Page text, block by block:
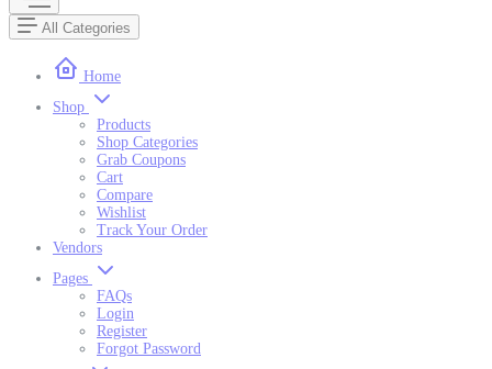
All Categories
Home
Shop
Products
Shop Categories
Grab Coupons
Cart
Compare
Wishlist
Track Your Order
Vendors
Pages
FAQs
Login
Register
Forgot Password